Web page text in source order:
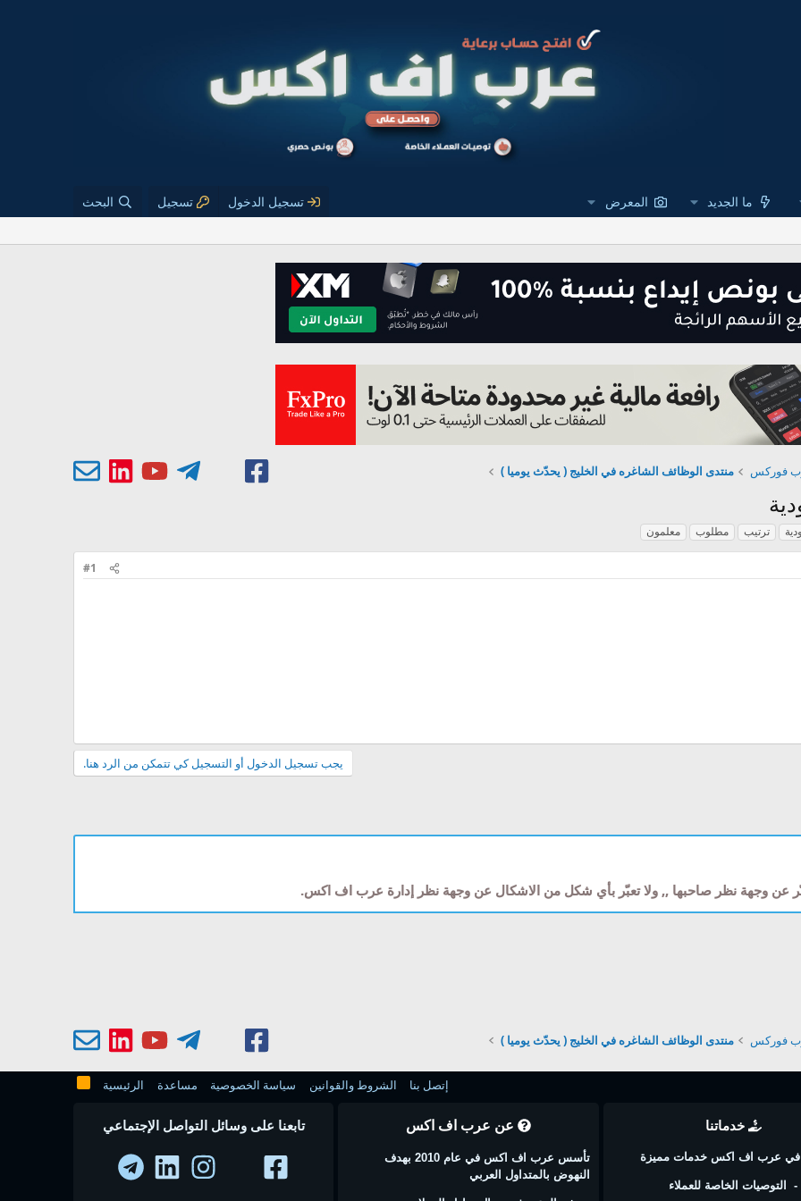
ما الجديد المعرض تسجيل الدخول تسجيل البحث
فوركس منتدى الوظائف الشاغره في الخليج ( يحدّث يوميا )
ترتيب مطلوب معلمون
#1
يجب تسجيل الدخول أو التسجيل كي تتمكن من الرد هنا.
عن وجهة نظر صاحبها ,, ولا تعبّر بأي شكل من الاشكال عن وجهة نظر إدارة عرب اف اكس.
فوركس منتدى الوظائف الشاغره في الخليج ( يحدّث يوميا )
إتصل بنا الشروط والقوانين سياسة الخصوصية مساعدة الرئيسية
خدماتنا
في عرب اف اكس خدمات مميزة
- التوصيات الخاصة للعملاء
عن عرب اف اكس
تأسس عرب اف اكس في عام 2010 بهدف
النهوض بالمتداول العربي
تابعنا على وسائل التواصل الإجتماعي